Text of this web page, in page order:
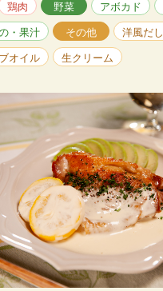
鶏肉 野菜 アボカド
・果汁 その他 洋風だし
オイル 生クリーム